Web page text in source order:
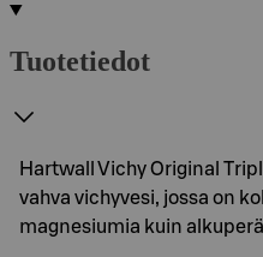
Tuotetiedot
Hartwall Vichy Original
vahva vichyvesi, jossa on
magnesiumia kuin